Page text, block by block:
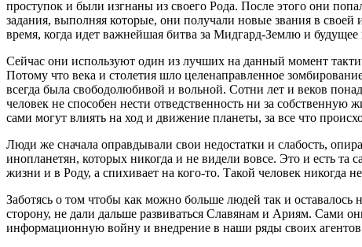
проступок и были изгнаны из своего Рода. После этого они
задания, выполняя которые, они получали новые звания в
время, когда идет важнейшая битва за Мидгард-Землю и
Сейчас они используют один из лучших на данный момент
Потому что века и столетия шло целенаправленное
всегда была свободолюбивой и вольной. Сотни лет и веков
человек не способен нести отведственность ни за
сами могут влиять на ход и движение планеты, за все что
Люди же сначала оправдывали свои недостатки и слабость,
инопланетян, которых никогда и не видели вовсе. Это и есть та
жизни и в Роду, а спихивает на кого-то. Такой человек никогда
Заботясь о том чтобы как можно больше людей так и
сторону, не дали дальше развиваться Славянам и Ариям. Сами
информационную войну и внедрение в наши ряды своих